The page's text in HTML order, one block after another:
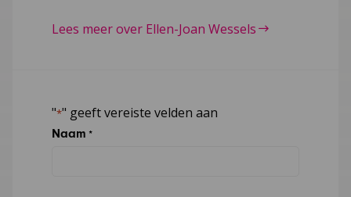
Lees meer over Ellen-Joan Wessels
"*" geeft vereiste velden aan
Naam *